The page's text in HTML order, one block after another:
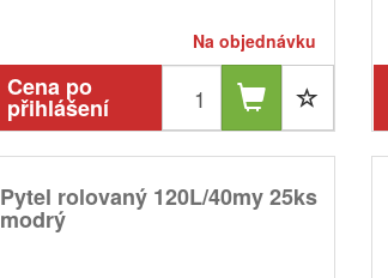
Na objednávku
Cena po
přihlášení
Pytel rolovaný 120L/40my 25ks
modrý